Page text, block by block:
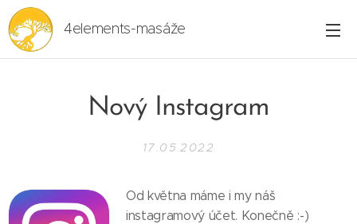
4elements-masáže
Nový Instagram
17.05.2022
Od května máme i my náš
instagramový účet. Konečně :-)